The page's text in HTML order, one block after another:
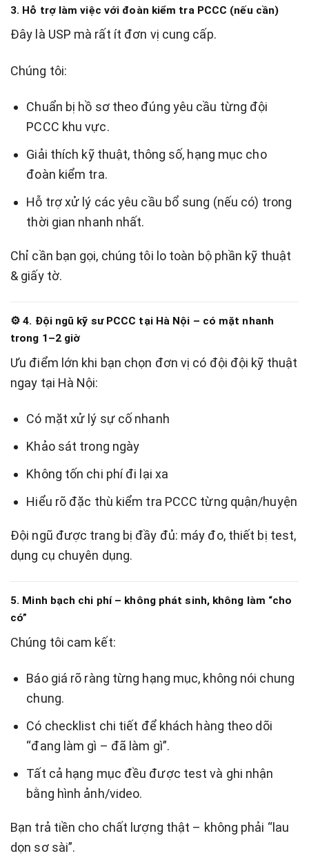
3. Hỗ trợ làm việc với đoàn kiểm tra PCCC (nếu cần)
Đây là USP mà rất ít đơn vị cung cấp.
Chúng tôi:
Chuẩn bị hồ sơ theo đúng yêu cầu từng đội
PCCC khu vực.
Giải thích kỹ thuật, thông số, hạng mục cho
đoàn kiểm tra.
Hỗ trợ xử lý các yêu cầu bổ sung (nếu có) trong
thời gian nhanh nhất.
Chỉ cần bạn gọi, chúng tôi lo toàn bộ phần kỹ thuật
& giấy tờ.
⚙️ 4. Đội ngũ kỹ sư PCCC tại Hà Nội – có mặt nhanh
trong 1–2 giờ
Ưu điểm lớn khi bạn chọn đơn vị có đội đội kỹ thuật
ngay tại Hà Nội:
Có mặt xử lý sự cố nhanh
Khảo sát trong ngày
Không tốn chi phí đi lại xa
Hiểu rõ đặc thù kiểm tra PCCC từng quận/huyện
Đội ngũ được trang bị đầy đủ: máy đo, thiết bị test,
dụng cụ chuyên dụng.
5. Minh bạch chi phí – không phát sinh, không làm “cho
có”
Chúng tôi cam kết:
Báo giá rõ ràng từng hạng mục, không nói chung
chung.
Có checklist chi tiết để khách hàng theo dõi
“đang làm gì – đã làm gì”.
Tất cả hạng mục đều được test và ghi nhận
bằng hình ảnh/video.
Bạn trả tiền cho chất lượng thật – không phải “lau
dọn sơ sài”.